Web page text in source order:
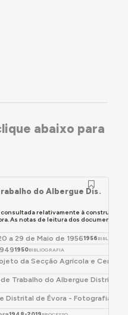
abaixo para
do Albergue Distrital
relativamente à construção
As notas de leitura dos documentos
a 29 de Maio de 19561956
1950BIBLIOGRAFIA
da Secção Agrícola e Centro
Trabalho do Albergue Distrital
Distrital de Évora - Fotografias